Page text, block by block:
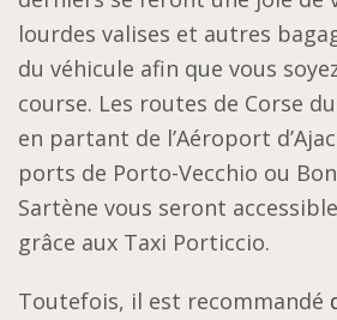
lourdes valises et autres
du véhicule afin que vous
course. Les routes de Corse
en partant de l’Aéroport
ports de Porto-Vecchio ou
Sartène vous seront
grâce aux Taxi Porticcio.
Toutefois, il est recommandé